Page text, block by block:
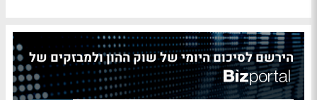
הירשם לסיכום היומי של שוק ההון ולמבזקים של